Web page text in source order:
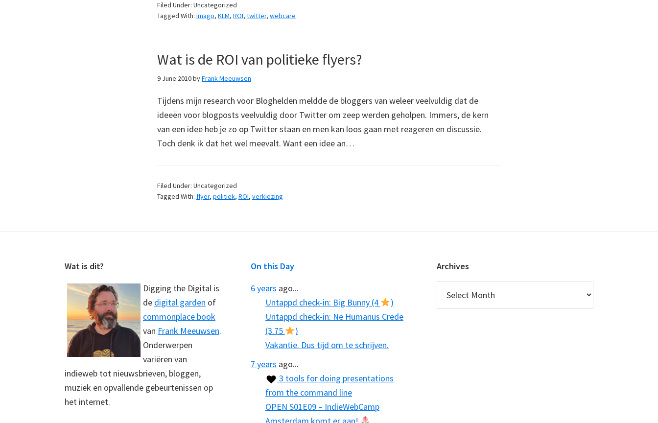
Filed Under: Uncategorized
Tagged With: imago, KLM, ROI, twitter, webcare
Wat is de ROI van politieke flyers?
9 June 2010byFrank Meeuwsen
Tijdens mijn research voor Bloghelden meldde de bloggers van weleer veelvuldig dat de
ideeën voor blogposts veelvuldig door Twitter om zeep werden geholpen. Immers, de kern
van een idee heb je zo op Twitter staan en men kan loos gaan met reageren en discussie.
Toch denk ik dat het wel meevalt. Want een idee an…
Filed Under: Uncategorized
Tagged With: flyer, politiek, ROI, verkiezing
Wat is dit?
Digging the Digital is
de digital garden of
commonplace book
van Frank Meeuwsen.
Onderwerpen
variëren van
indieweb tot nieuwsbrieven, bloggen,
muziek en opvallende gebeurtenissen op
het internet.
On this Day
6 years ago...
Untappd check-in: Big Bunny (4
)
Untappd check-in: Ne Humanus Crede
(3.75
)
Vakantie. Dus tijd om te schrijven.
7 years ago...
3 tools for doing presentations
from the command line
OPEN S01E09 – IndieWebCamp
Archives